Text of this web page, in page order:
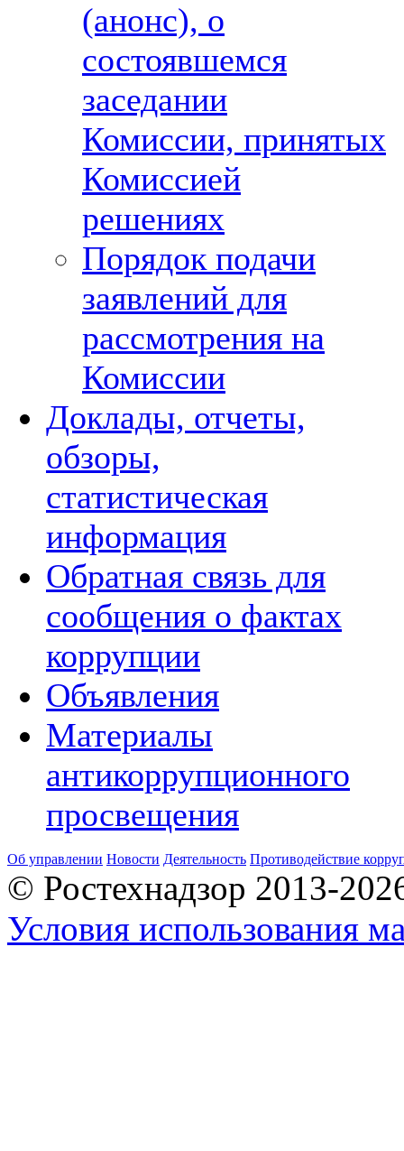
(анонс), о
состоявшемся
заседании
Комиссии, принятых
Комиссией
решениях
Порядок подачи
заявлений для
рассмотрения на
Комиссии
Доклады, отчеты,
обзоры,
статистическая
информация
Обратная связь для
сообщения о фактах
коррупции
Объявления
Материалы
антикоррупционного
просвещения
Об управлении Новости Деятельность Противодействие
© Ростехнадзор 2013-
Условия использования